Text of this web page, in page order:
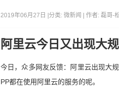
2019年06月27日 | 分类: 微新闻 | 作者: 磊哥-
阿里云今日又出现大
今日，众多网友反馈：阿里云出现大
PP都在使用阿里云的服务的呢。